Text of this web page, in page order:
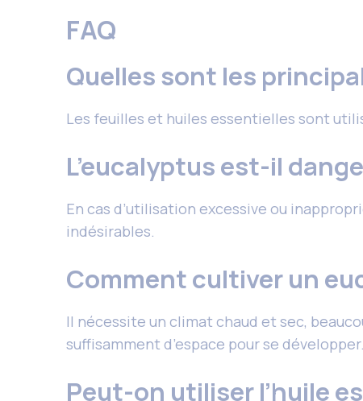
FAQ
Quelles sont les
Les feuilles et huiles essentielles sont
L’eucalyptus est-il
En cas d’utilisation excessive ou
indésirables.
Comment cultiver un
Il nécessite un climat chaud et sec,
suffisamment d’espace pour se développer.
Peut-on utiliser l’huile